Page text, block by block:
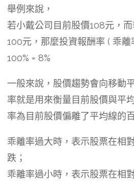
舉例來說，
若小戴公司目前股價108元，
100元，那麼投資報酬率 ( 乖
100% = 8%
一般來說，股價趨勢會向移動
率就是用來衡量目前股價與平
率為目前股價偏離了平均線的
乖離率過大時，表示股票在相
跌；
乖離率過小時，表示股票在相